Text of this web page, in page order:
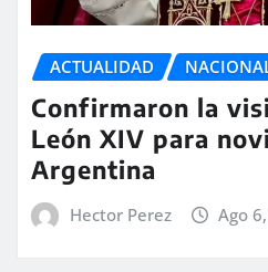
ACTUALIDAD
Confirmaron la
León XIV para
Argentina
Hector Perez Ago